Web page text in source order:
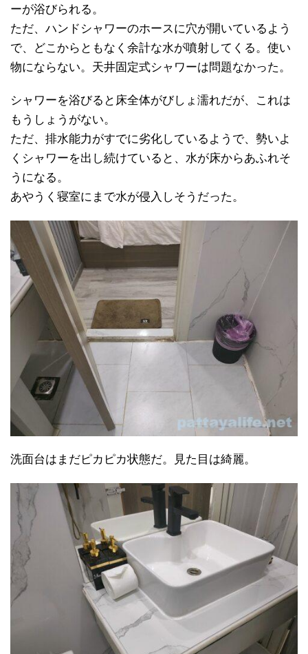
ーが浴びられる。
ただ、ハンドシャワーのホースに穴が開いているよう
で、どこからともなく余計な水が噴射してくる。使い
物にならない。天井固定式シャワーは問題なかった。
シャワーを浴びると床全体がびしょ濡れだが、これは
もうしょうがない。
ただ、排水能力がすでに劣化しているようで、勢いよ
くシャワーを出し続けていると、水が床からあふれそ
うになる。
あやうく寝室にまで水が侵入しそうだった。
洗面台はまだピカピカ状態だ。見た目は綺麗。